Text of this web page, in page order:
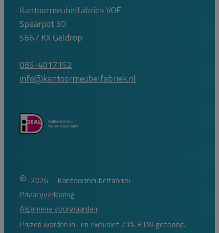
Kantoormeubelfabriek VOF
Spaarpot 30
5667 KX Geldrop
085-4017152
info@kantoormeubelfabriek.nl
© 2026 – Kantoormeubelfabriek
Privacyverklaring
Algemene voorwaarden
Prijzen worden in- en exclusief 21% BTW getoond.